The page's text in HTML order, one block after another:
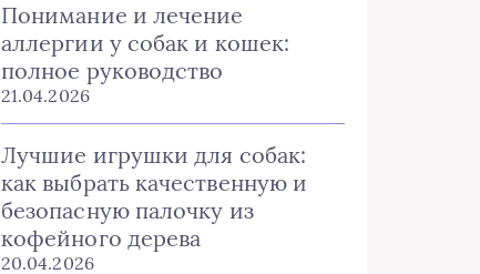
Понимание и лечение
аллергии у собак и кошек:
полное руководство
21.04.2026
Лучшие игрушки для собак:
как выбрать качественную и
безопасную палочку из
кофейного дерева
20.04.2026